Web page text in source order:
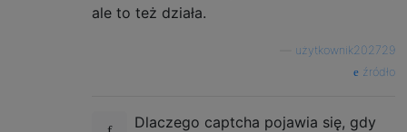
ale to też działa.
użytkownik202729
źródło
Dlaczego captcha pojawia się, gdy